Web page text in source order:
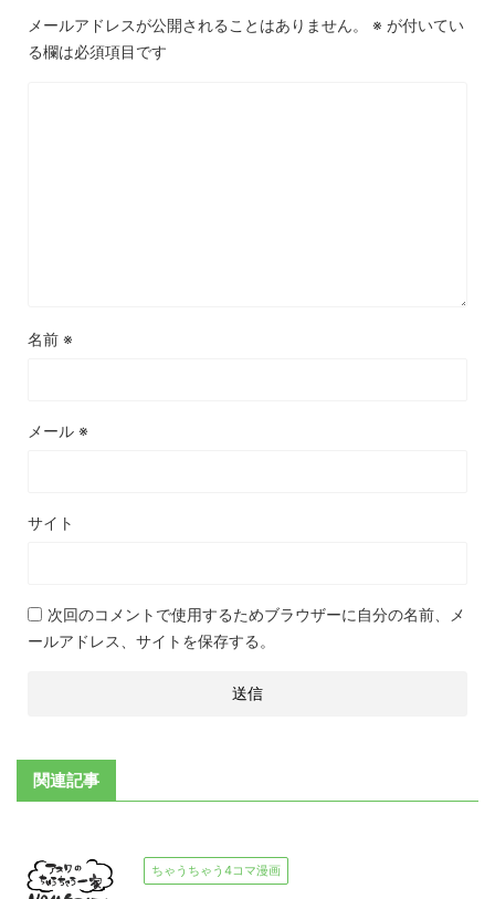
メールアドレスが公開されることはありません。 ※ が付いてい
る欄は必須項目です
名前 ※
メール ※
サイト
次回のコメントで使用するためブラウザーに自分の名前、メ
ールアドレス、サイトを保存する。
関連記事
ちゃうちゃう4コマ漫画